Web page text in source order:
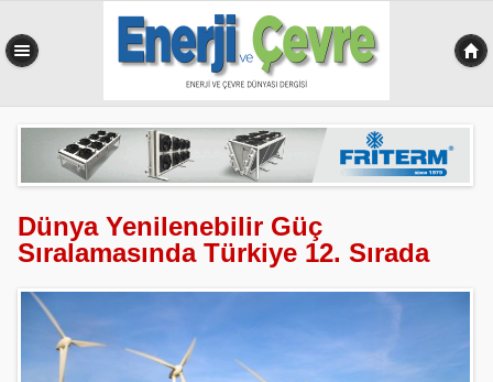
Dünya Yenilenebilir Güç
Sıralamasında Türkiye 12. Sırada
0,523 sn